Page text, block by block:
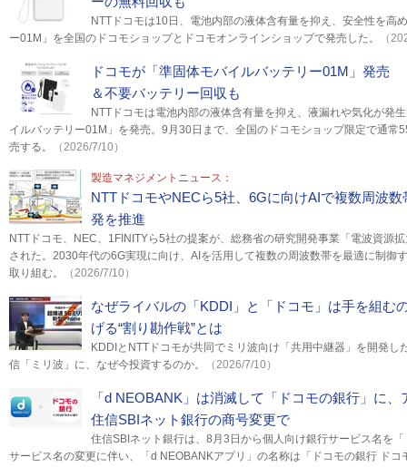
NTTドコモは10日、電池内部の液体含有量を抑え、安全性を高
ー01M」を全国のドコモショップとドコモオンラインショップで発売した。
（
ドコモが「準固体モバイルバッテリー01M」発売
＆不要バッテリー回収も
NTTドコモは電池内部の液体含有量を抑え、液漏れや気化が発
イルバッテリー01M」を発売。9月30日まで、全国のドコモショップ限定で通常
売する。
（2026/7/10）
製造マネジメントニュース：
NTTドコモやNECら5社、6Gに向けAIで複数周波
発を推進
NTTドコモ、NEC、1FINITYら5社の提案が、総務省の研究開発事業「電波資源
された。2030年代の6G実現に向け、AIを活用して複数の周波数帯を最適に制御
取り組む。
（2026/7/10）
なぜライバルの「KDDI」と「ドコモ」は手を組
げる“割り勘作戦”とは
KDDIとNTTドコモが共同でミリ波向け「共用中継器」を開発し
信「ミリ波」に、なぜ今投資するのか。
（2026/7/10）
「d NEOBANK」は消滅して「ドコモの銀行」に
住信SBIネット銀行の商号変更で
住信SBIネット銀行は、8月3日から個人向け銀行サービス名を
サービス名の変更に伴い、「d NEOBANKアプリ」の名称は「ドコモの銀行 ドコ